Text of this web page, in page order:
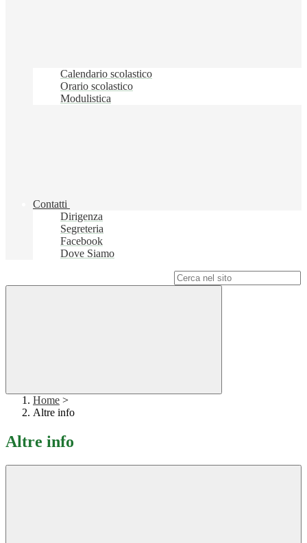
Calendario scolastico
Orario scolastico
Modulistica
Contatti
Dirigenza
Segreteria
Facebook
Dove Siamo
Home >
Altre info
Altre info